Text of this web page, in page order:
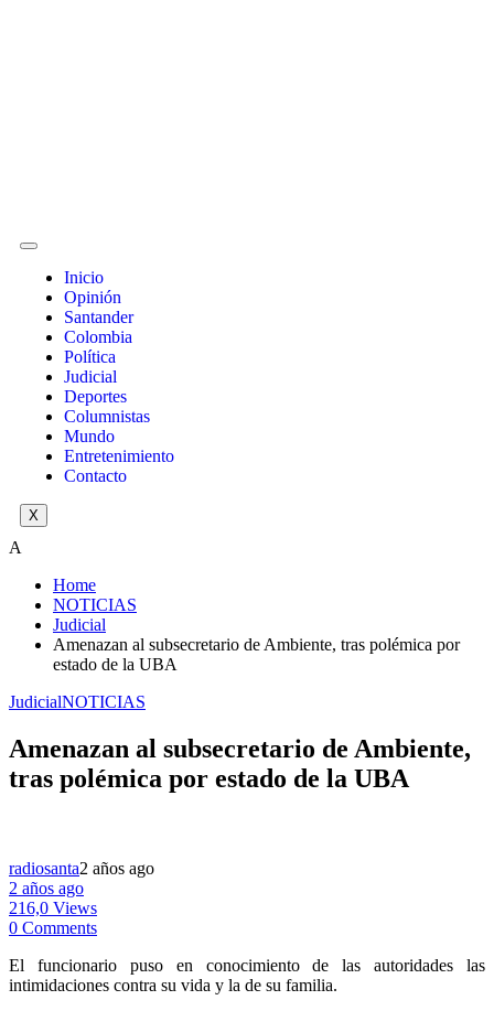
Inicio
Opinión
Santander
Colombia
Política
Judicial
Deportes
Columnistas
Mundo
Entretenimiento
Contacto
X
A
Home
NOTICIAS
Judicial
Amenazan al subsecretario de Ambiente, tras polémica por
estado de la UBA
JudicialNOTICIAS
Amenazan al subsecretario de Ambiente,
tras polémica por estado de la UBA
radiosanta2 años ago
2 años ago
216,0 Views
0 Comments
El funcionario puso en conocimiento de las autoridades las
intimidaciones contra su vida y la de su familia.